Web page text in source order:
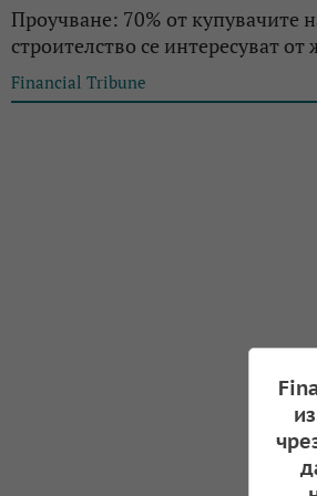
Проучване: 70% от купувачите
строителство се интересуват
Financial Tribune